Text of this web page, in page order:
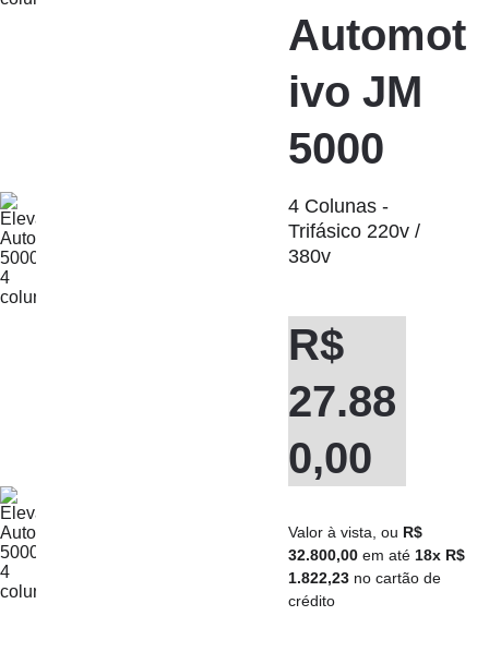
Automot
ivo JM
5000
4 Colunas -
Trifásico 220v /
380v
R$
27.88
0,00
Valor à vista, ou R$
32.800,00 em até 18x R$
1.822,23 no cartão de
crédito